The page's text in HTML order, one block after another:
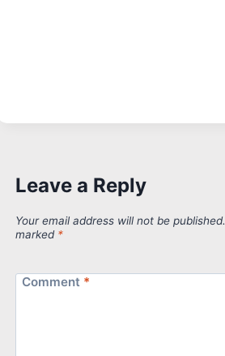
Leave a Reply
Your email address will not be published.
marked *
Comment *